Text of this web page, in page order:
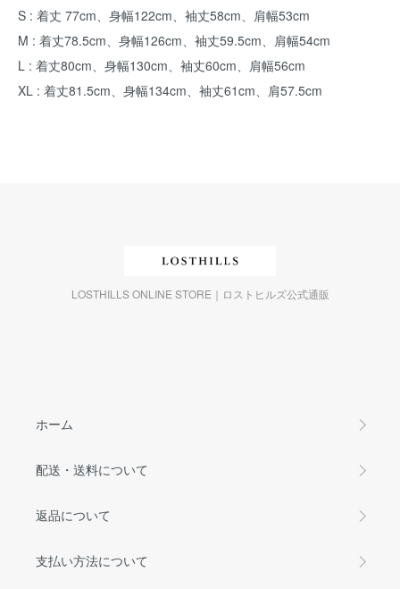
S : 着丈 77cm、身幅122cm、袖丈58cm、肩幅53cm
M : 着丈78.5cm、身幅126cm、袖丈59.5cm、肩幅54cm
L : 着丈80cm、身幅130cm、袖丈60cm、肩幅56cm
XL : 着丈81.5cm、身幅134cm、袖丈61cm、肩57.5cm
LOSTHILLS ONLINE STORE｜ロストヒルズ公式通販
ホーム
配送・送料について
返品について
支払い方法について